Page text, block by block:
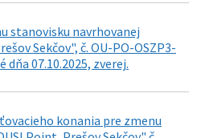
stanovisku navrhovanej
Sekčov", č. OU-PO-OSZP3-
dňa 07.10.2025, zverej.
konania pre zmenu